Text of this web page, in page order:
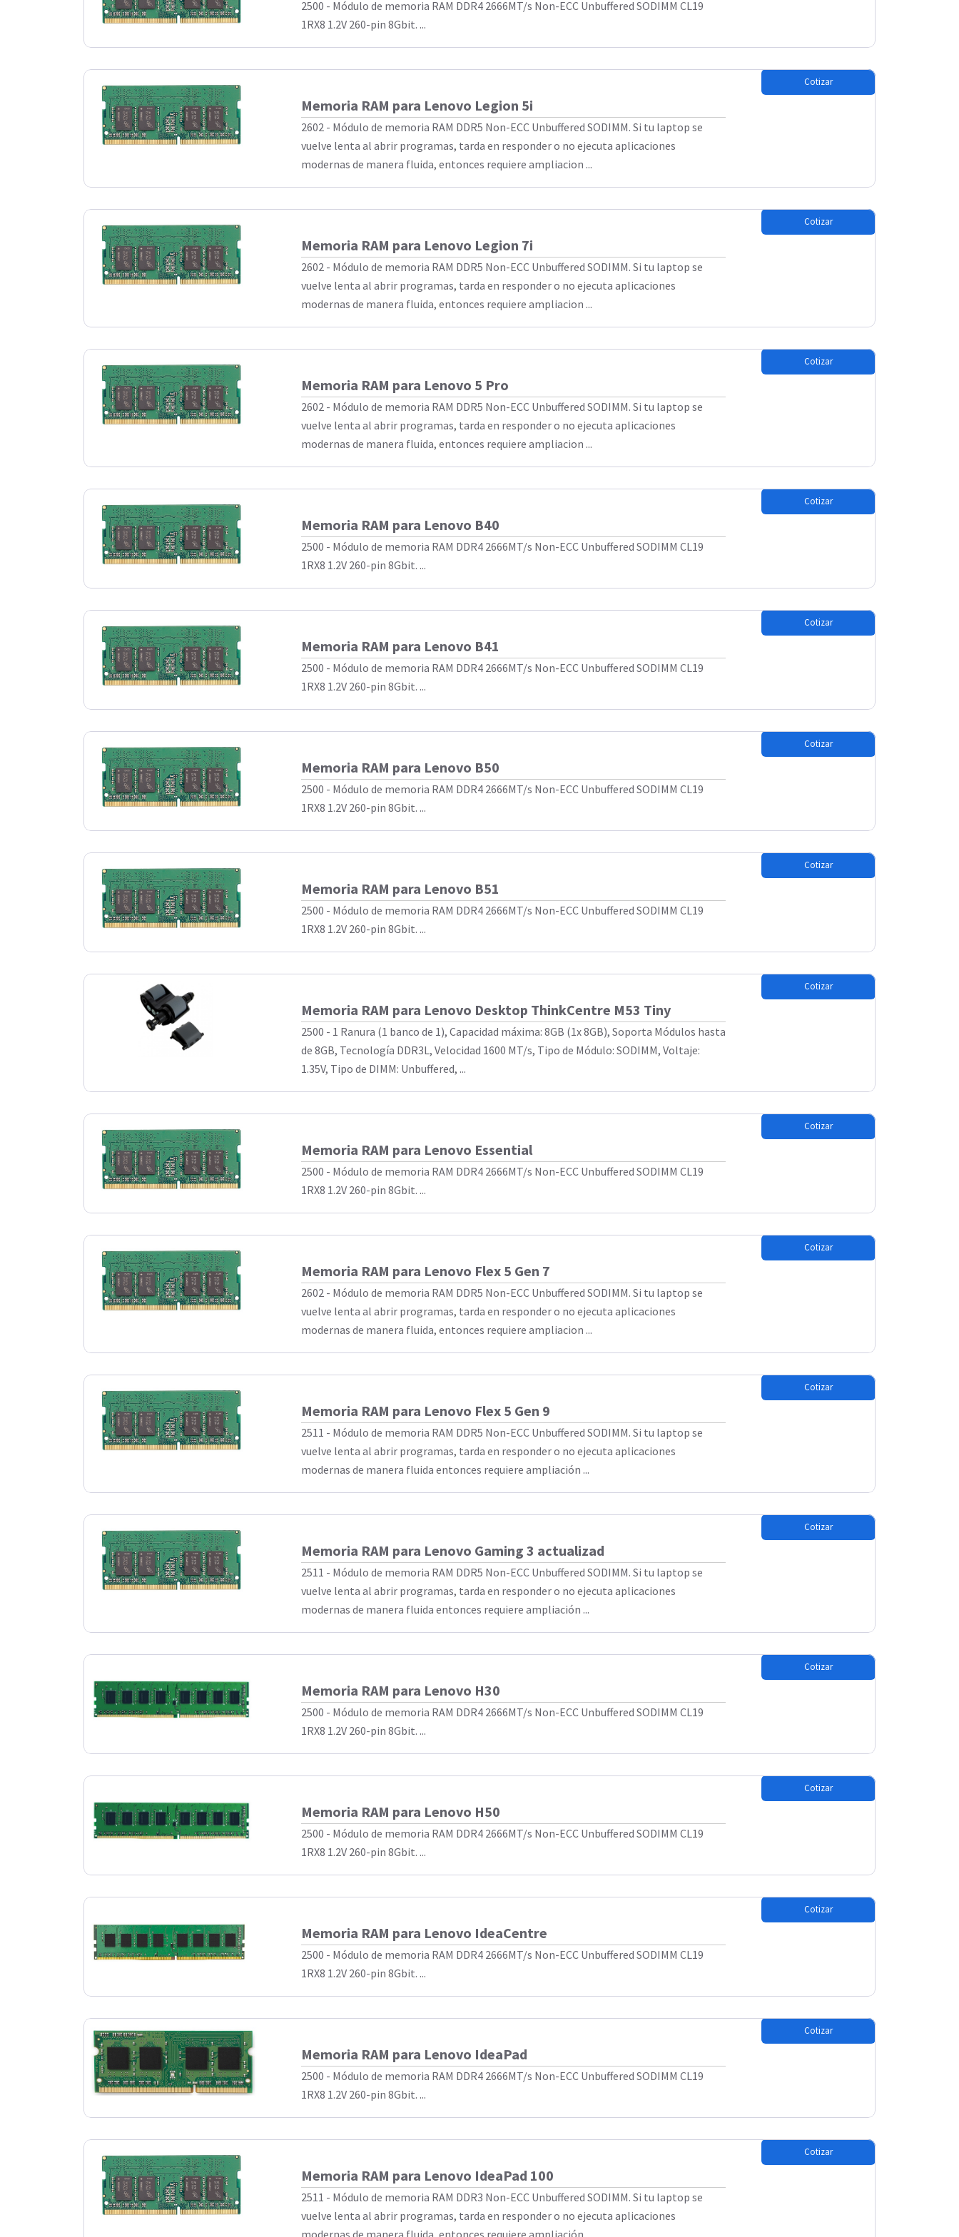
2500 - Módulo de memoria RAM DDR4 2666MT/s Non-ECC Unbuffered SODIMM CL19
1RX8 1.2V 260-pin 8Gbit. ...
Memoria RAM para Lenovo Legion 5i
2602 - Módulo de memoria RAM DDR5 Non-ECC Unbuffered SODIMM. Si tu laptop se
vuelve lenta al abrir programas, tarda en responder o no ejecuta aplicaciones
modernas de manera fluida, entonces requiere ampliacion ...
Cotizar
Memoria RAM para Lenovo Legion 7i
2602 - Módulo de memoria RAM DDR5 Non-ECC Unbuffered SODIMM. Si tu laptop se
vuelve lenta al abrir programas, tarda en responder o no ejecuta aplicaciones
modernas de manera fluida, entonces requiere ampliacion ...
Cotizar
Memoria RAM para Lenovo 5 Pro
2602 - Módulo de memoria RAM DDR5 Non-ECC Unbuffered SODIMM. Si tu laptop se
vuelve lenta al abrir programas, tarda en responder o no ejecuta aplicaciones
modernas de manera fluida, entonces requiere ampliacion ...
Cotizar
Memoria RAM para Lenovo B40
2500 - Módulo de memoria RAM DDR4 2666MT/s Non-ECC Unbuffered SODIMM CL19
1RX8 1.2V 260-pin 8Gbit. ...
Cotizar
Memoria RAM para Lenovo B41
2500 - Módulo de memoria RAM DDR4 2666MT/s Non-ECC Unbuffered SODIMM CL19
1RX8 1.2V 260-pin 8Gbit. ...
Cotizar
Memoria RAM para Lenovo B50
2500 - Módulo de memoria RAM DDR4 2666MT/s Non-ECC Unbuffered SODIMM CL19
1RX8 1.2V 260-pin 8Gbit. ...
Cotizar
Memoria RAM para Lenovo B51
2500 - Módulo de memoria RAM DDR4 2666MT/s Non-ECC Unbuffered SODIMM CL19
1RX8 1.2V 260-pin 8Gbit. ...
Cotizar
Memoria RAM para Lenovo Desktop ThinkCentre M53 Tiny
2500 - 1 Ranura (1 banco de 1), Capacidad máxima: 8GB (1x 8GB), Soporta Módulos hasta
de 8GB, Tecnología DDR3L, Velocidad 1600 MT/s, Tipo de Módulo: SODIMM, Voltaje:
1.35V, Tipo de DIMM: Unbuffered, ...
Cotizar
Memoria RAM para Lenovo Essential
2500 - Módulo de memoria RAM DDR4 2666MT/s Non-ECC Unbuffered SODIMM CL19
1RX8 1.2V 260-pin 8Gbit. ...
Cotizar
Memoria RAM para Lenovo Flex 5 Gen 7
2602 - Módulo de memoria RAM DDR5 Non-ECC Unbuffered SODIMM. Si tu laptop se
vuelve lenta al abrir programas, tarda en responder o no ejecuta aplicaciones
modernas de manera fluida, entonces requiere ampliacion ...
Cotizar
Memoria RAM para Lenovo Flex 5 Gen 9
2511 - Módulo de memoria RAM DDR5 Non-ECC Unbuffered SODIMM. Si tu laptop se
vuelve lenta al abrir programas, tarda en responder o no ejecuta aplicaciones
modernas de manera fluida entonces requiere ampliación ...
Cotizar
Memoria RAM para Lenovo Gaming 3 actualizad
2511 - Módulo de memoria RAM DDR5 Non-ECC Unbuffered SODIMM. Si tu laptop se
vuelve lenta al abrir programas, tarda en responder o no ejecuta aplicaciones
modernas de manera fluida entonces requiere ampliación ...
Cotizar
Memoria RAM para Lenovo H30
2500 - Módulo de memoria RAM DDR4 2666MT/s Non-ECC Unbuffered SODIMM CL19
1RX8 1.2V 260-pin 8Gbit. ...
Cotizar
Memoria RAM para Lenovo H50
2500 - Módulo de memoria RAM DDR4 2666MT/s Non-ECC Unbuffered SODIMM CL19
1RX8 1.2V 260-pin 8Gbit. ...
Cotizar
Memoria RAM para Lenovo IdeaCentre
2500 - Módulo de memoria RAM DDR4 2666MT/s Non-ECC Unbuffered SODIMM CL19
1RX8 1.2V 260-pin 8Gbit. ...
Cotizar
Memoria RAM para Lenovo IdeaPad
2500 - Módulo de memoria RAM DDR4 2666MT/s Non-ECC Unbuffered SODIMM CL19
1RX8 1.2V 260-pin 8Gbit. ...
Cotizar
Memoria RAM para Lenovo IdeaPad 100
2511 - Módulo de memoria RAM DDR3 Non-ECC Unbuffered SODIMM. Si tu laptop se
vuelve lenta al abrir programas, tarda en responder o no ejecuta aplicaciones
modernas de manera fluida, entonces requiere ampliación ...
Cotizar